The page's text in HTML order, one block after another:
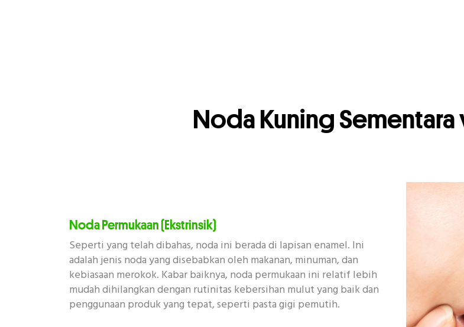
Noda Kuning Sementara
Noda Permukaan (Ekstrinsik)
Seperti yang telah dibahas, noda ini berada di lapisan enamel. Ini
adalah jenis noda yang disebabkan oleh makanan, minuman, dan
kebiasaan merokok. Kabar baiknya, noda permukaan ini relatif lebih
mudah dihilangkan dengan rutinitas kebersihan mulut yang baik dan
penggunaan produk yang tepat, seperti pasta gigi pemutih.